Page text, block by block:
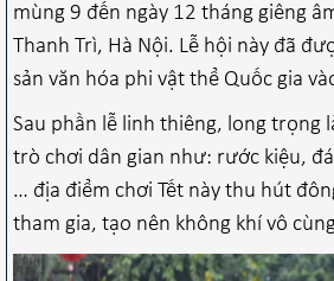
mùng 9 đến ngày 12 tháng giêng
Thanh Trì, Hà Nội. Lễ hội này đã
sản văn hóa phi vật thể Quốc gia
Sau phần lễ linh thiêng, long trọng
trò chơi dân gian như: rước kiệu,
… địa điểm chơi Tết này thu hút
tham gia, tạo nên không khí vô